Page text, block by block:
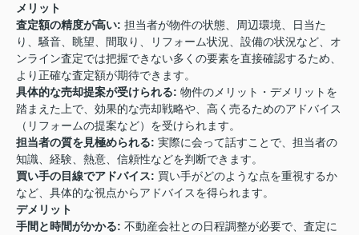
メリット
査定額の精度が高い: 担当者が物件の状態、周辺環境、日当た
り、騒音、眺望、間取り、リフォーム状況、設備の状況など、オ
ンライン査定では把握できない多くの要素を直接確認するため、
より正確な査定額が期待できます。
具体的な売却提案が受けられる: 物件のメリット・デメリットを
踏まえた上で、効果的な売却戦略や、高く売るためのアドバイス
（リフォームの提案など）を受けられます。
担当者の質を見極められる: 実際に会って話すことで、担当者の
知識、経験、熱意、信頼性などを判断できます。
買い手の目線でアドバイス: 買い手がどのような点を重視するか
など、具体的な視点からアドバイスを得られます。
デメリット
手間と時間がかかる: 不動産会社との日程調整が必要で、査定に